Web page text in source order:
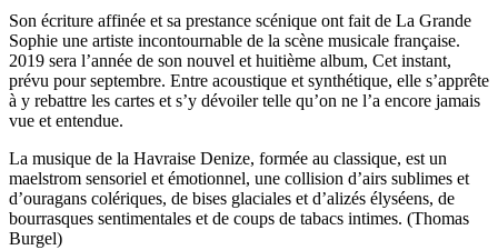
Son écriture affinée et sa prestance scénique ont fait de La Grande
Sophie une artiste incontournable de la scène musicale française.
2019 sera l’année de son nouvel et huitième album, Cet instant,
prévu pour septembre. Entre acoustique et synthétique, elle s’apprête
à y rebattre les cartes et s’y dévoiler telle qu’on ne l’a encore jamais
vue et entendue.
La musique de la Havraise Denize, formée au classique, est un
maelstrom sensoriel et émotionnel, une collision d’airs sublimes et
d’ouragans colériques, de bises glaciales et d’alizés élyséens, de
bourrasques sentimentales et de coups de tabacs intimes. (Thomas
Burgel)